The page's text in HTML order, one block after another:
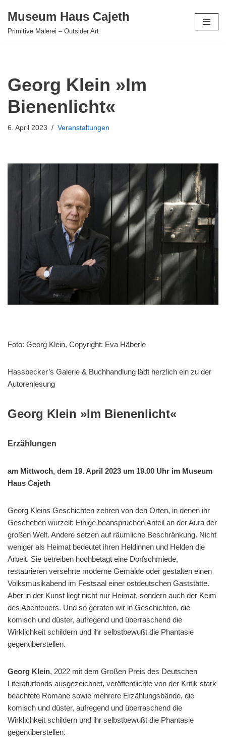
Zum
Museum Haus Cajeth
Primitive Malerei – Outsider Art
Georg Klein »Im
Bienenlicht«
6. April 2023 Veranstaltungen
Foto: Georg Klein, Copyright: Eva Häberle
Hassbecker’s Galerie & Buchhandlung lädt herzlich ein zu der
Autorenlesung
Georg Klein »Im Bienenlicht«
Erzählungen
am Mittwoch, dem 19. April 2023 um 19.00 Uhr im Museum
Haus Cajeth
Georg Kleins Geschichten zehren von den Orten, in denen ihr
Geschehen wurzelt: Einige beanspruchen Anteil an der Aura der
großen Welt. Andere setzen auf räumliche Beschränkung. Nicht
weniger als Heimat bedeutet ihren Heldinnen und Helden die
Arbeit. Sie betreiben hochbetagt eine Dorfschmiede,
restaurieren versehrte moderne Gemälde oder gestalten einen
Volksmusikabend im Festsaal einer ostdeutschen Gaststätte.
Aber in der Kunst liegt nicht nur Heimat, sondern auch der Keim
des Abenteuers. Und so geraten wir in Geschichten, die
komisch und düster, aufregend und überraschend die
Wirklichkeit schildern und ihr selbstbewußt die Phantasie
gegenüberstellen.
Georg Klein, 2022 mit dem Großen Preis des Deutschen
Literaturfonds ausgezeichnet, veröffentlichte von der Kritik stark
beachtete Romane sowie mehrere Erzählungsbände, die
komisch und düster, aufregend und überraschend die
Wirklichkeit schildern und ihr selbstbewußt die Phantasie
gegenüberstellen.